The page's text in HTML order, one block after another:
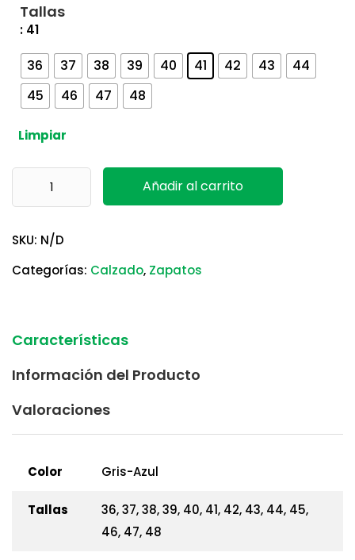
Tallas
: 41
36 37 38 39 40 41 42 43
44
45
46 47 48
Limpiar
B1001 K-Road-Top Base Protection cantidad
Añadir al carrito
SKU: N/D
Categorías: Calzado, Zapatos
Características
Información del Producto
Valoraciones
Color Gris-Azul
Tallas
36, 37, 38, 39, 40, 41, 42, 43, 44, 45,
46, 47, 48